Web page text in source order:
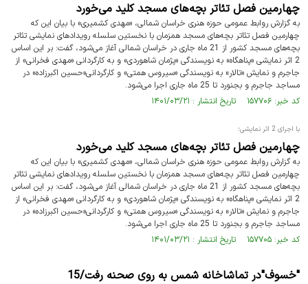
چهارمین فصل تئاتر بچه‌های مسجد کلید می‌خورد
به گزارش روابط عمومی حوزه هنری خراسان شمالی، «مهدی کشمیری» با بیان این که
چهارمین فصل تئاتر بچه‌های مسجد همزمان با نخستین سلسله رویدادهای نمایشی تئاتر
بچه‌های مسجد کشور از 21 ماه جاری در خراسان شمالی آغاز می‌شود، گفت: بر این اساس
2 اثر نمایشی «پناهگاه» به نویسندگی «پژمان شاهوردی» و به کارگردانی «مهدی فخرانی» از
جاجرم و نمایش «تالار» به نویسندگی «سیروس همتی» و کارگردانی«حسین اکبرزاده» در
مساجد جاجرم و بجنورد تا 25 ماه جاری اجرا می‌شود.
کد خبر: ۱۵۷۷۰۶ تاریخ انتشار : ۱۴۰۱/۰۳/۲۱
با اجرای 2 اثر نمایشی؛
چهارمین فصل تئاتر بچه‌های مسجد کلید می‌خورد
به گزارش روابط عمومی حوزه هنری خراسان شمالی، «مهدی کشمیری» با بیان این که
چهارمین فصل تئاتر بچه‌های مسجد همزمان با نخستین سلسله رویدادهای نمایشی تئاتر
بچه‌های مسجد کشور از 21 ماه جاری در خراسان شمالی آغاز می‌شود، گفت: بر این اساس
2 اثر نمایشی «پناهگاه» به نویسندگی «پژمان شاهوردی» و به کارگردانی «مهدی فخرانی» از
جاجرم و نمایش «تالار» به نویسندگی «سیروس همتی» و کارگردانی«حسین اکبرزاده» در
مساجد جاجرم و بجنورد تا 25 ماه جاری اجرا می‌شود.
کد خبر: ۱۵۷۷۰۵ تاریخ انتشار : ۱۴۰۱/۰۳/۲۱
"خسوف"در تماشاخانه شمس به روی صحنه رفت/15